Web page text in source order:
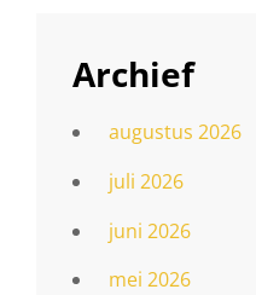
Archief
augustus 2026
juli 2026
juni 2026
mei 2026